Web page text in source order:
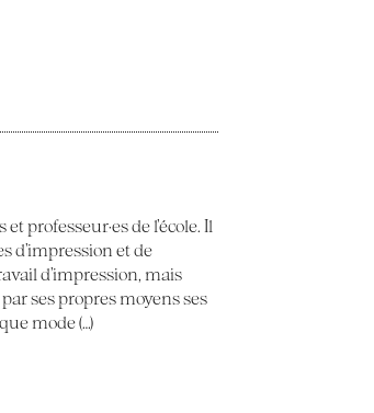
professeur·es de l’école. Il
d’impression et de
d’impression, mais
ses propres moyens ses
mode (…)